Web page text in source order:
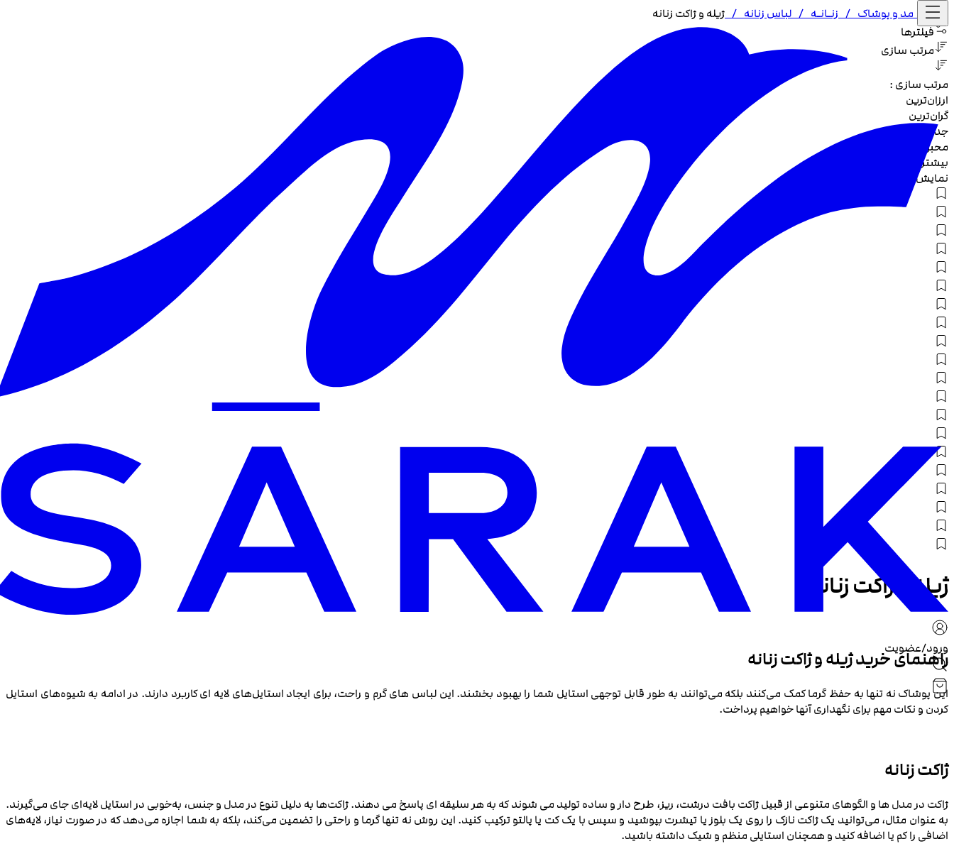
ورود/عضویت
خانه / مد و پوشاک / زنـا‌نـه / لباس زنانه / ژیله و ژاکت زنانه
فیلترها
مرتب سازی
مرتب سازی :
ارزان‌ترین
گران‌ترین
جدیدترین
محبوب‌ترین
بیشترین تخفیف
نمایش
ژیله و ژاکت زنانه
راهنمای خرید ژیله و ژاکت زنانه
این پوشاک نه تنها به حفظ گرما کمک می‌کنند بلکه می‌توانند به طور قابل توجهی استایل شما را بهبود بخشند. این لباس‌ های گرم و راحت، برای ایجاد استایل‌های لایه ‌ای کاربرد دارند. در ادامه به شیوه‌های استایل
کردن و نکات مهم برای نگهداری آنها خواهیم پرداخت.
ژاکت زنانه
ژاکت‌ در مدل‌ ها و الگوهای متنوعی از قبیل ژاکت بافت درشت، ریز، طرح‌ دار و ساده تولید می‌ شوند که به هر سلیقه‌ ای پاسخ می‌ دهند. ژاکت‌ها به دلیل تنوع در مدل و جنس، به‌خوبی در استایل لایه‌ای جای می‌گیرند.
به عنوان مثال، می‌توانید یک ژاکت نازک را روی یک بلوز یا تیشرت بپوشید و سپس با یک کت یا پالتو ترکیب کنید. این روش نه تنها گرما و راحتی را تضمین می‌کند، بلکه به شما اجازه می‌دهد که در صورت نیاز، لایه‌های
اضافی را کم یا اضافه کنید و همچنان استایلی منظم و شیک داشته باشید.